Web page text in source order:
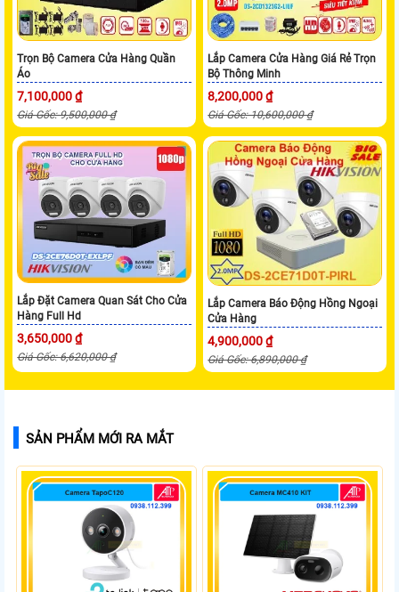
Trọn Bộ Camera Cửa Hàng Quần
Áo
7,100,000 ₫
Giá Gốc: 9,500,000 ₫
Lắp Camera Cửa Hàng Giá Rẻ Trọn
Bộ Thông Minh
8,200,000 ₫
Giá Gốc: 10,600,000 ₫
Lắp Đặt Camera Quan Sát Cho Cửa
Hàng Full Hd
3,650,000 ₫
Giá Gốc: 6,620,000 ₫
Lắp Camera Báo Động Hồng Ngoại
Cửa Hàng
4,900,000 ₫
Giá Gốc: 6,890,000 ₫
SẢN PHẨM MỚI RA MẮT